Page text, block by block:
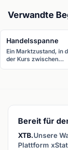
Verwandte
Handelsspanne
Ein Marktzustand, in
der Kurs zwischen
Bereit für
XTB.Unsere
Plattform